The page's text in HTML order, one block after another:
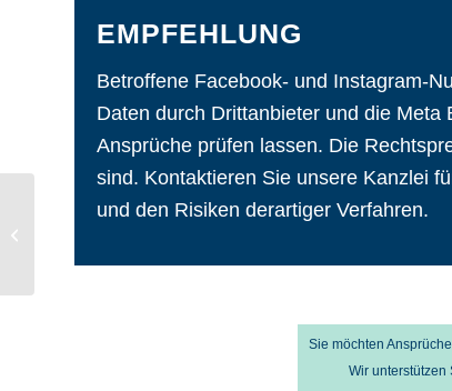
EMPFEHLUNG
Betroffene Facebook- und Instagram-
Daten durch Drittanbieter und die
Ansprüche prüfen lassen. Die
sind. Kontaktieren Sie unsere Kanzlei
und den Risiken derartiger Verfahren.
Sie möchten
Wir unterstützen
Anspruch auf Löschung